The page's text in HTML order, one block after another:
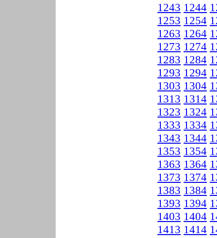
1243 1244
1253 1254
1263 1264
1273 1274
1283 1284
1293 1294
1303 1304
1313 1314
1323 1324
1333 1334
1343 1344
1353 1354
1363 1364
1373 1374
1383 1384
1393 1394
1403 1404
1413 1414